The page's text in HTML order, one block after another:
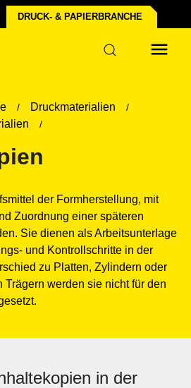
DRUCK- & PAPIER­BRANCHE
Druckmaterialien
der Formherstellung, mit
Zuordnung einer späteren
Sie dienen als Arbeitsunterlage
und Kontrollschritte in der
zu Platten, Zylindern oder
Trägern werden sie nicht für den
in der